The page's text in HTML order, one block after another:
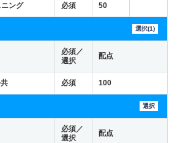
ニング
必須 50
選択(1)
必須／
選択
配点
必須 100
選択
必須／
選択
配点